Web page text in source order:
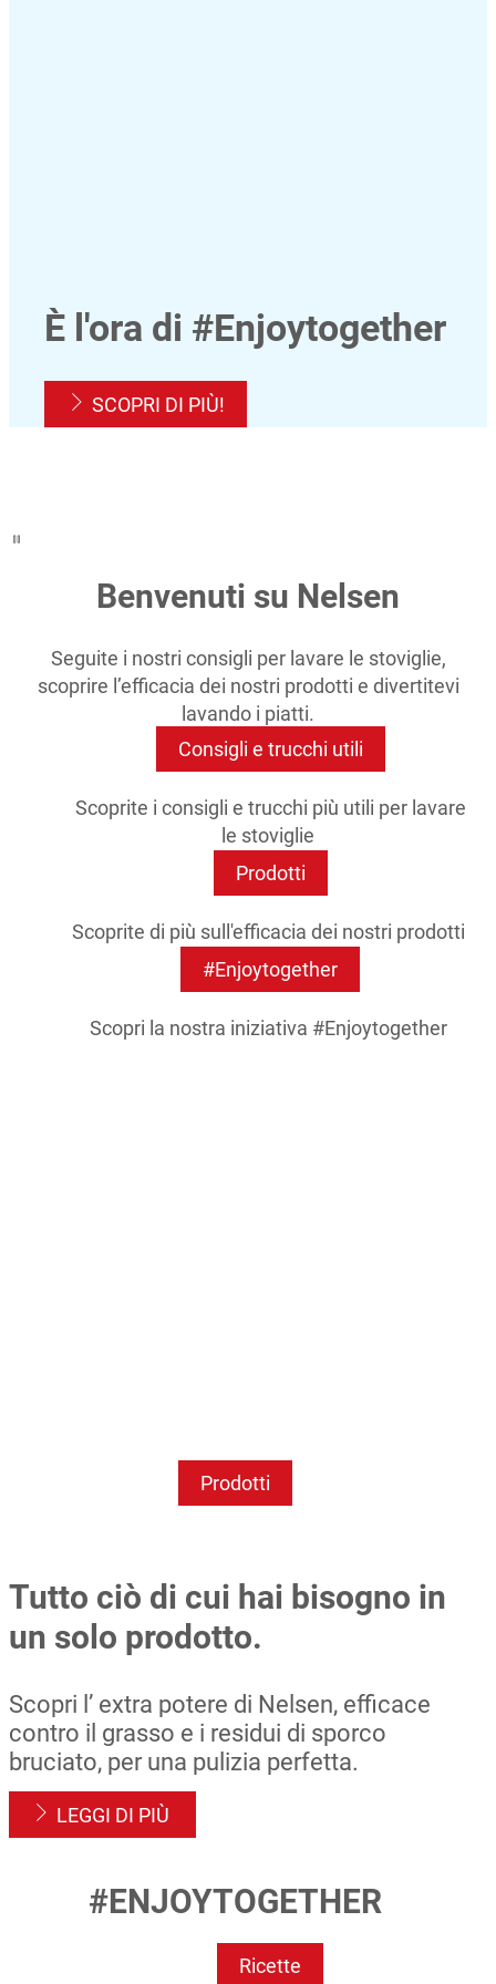
È l'ora di #Enjoytogether
SCOPRI DI PIÙ!
Benvenuti su Nelsen
Seguite i nostri consigli per lavare le stoviglie,
scoprire l’efficacia dei nostri prodotti e divertitevi
lavando i piatti.
Consigli e trucchi utili
Scoprite i consigli e trucchi più utili per lavare
le stoviglie
Prodotti
Scoprite di più sull'efficacia dei nostri prodotti
#Enjoytogether
Scopri la nostra iniziativa #Enjoytogether
Prodotti
Tutto ciò di cui hai bisogno in
un solo prodotto.
Scopri l’ extra potere di Nelsen, efficace
contro il grasso e i residui di sporco
bruciato, per una pulizia perfetta.
LEGGI DI PIÙ
#ENJOYTOGETHER
Ricette